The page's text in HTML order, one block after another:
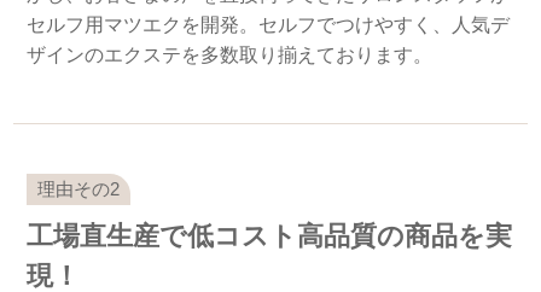
セルフ用マツエクを開発。セルフでつけやすく、人気デ
ザインのエクステを多数取り揃えております。
工場直生産で低コスト高品質の商品を実
現！